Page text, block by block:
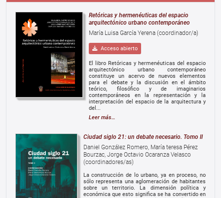
Retóricas y hermenéuticas del espacio
arquitectónico urbano contemporáneo
María Luisa García Yerena (coordinador/a)
Acceso abierto
El libro Retóricas y hermenéuticas del espacio
arquitectónico urbano contemporáneo
constituye un acervo de nuevos elementos
para el debate y la discusión en el ámbito
teórico, filosófico y de imaginarios
contemporáneos en la representación y la
interpretación del espacio de la arquitectura y
del...
Leer más…
Ciudad siglo 21: un debate necesario. Tomo II
Daniel González Romero, María teresa Pérez
Bourzac, Jorge Octavio Ocaranza Velasco
(coordinadores/as)
La construcción de lo urbano, ya en proceso, no
sólo representa una aglomeración de habitantes
sobre un territorio. La dimensión política y
económica que esto significa se ha convertido en